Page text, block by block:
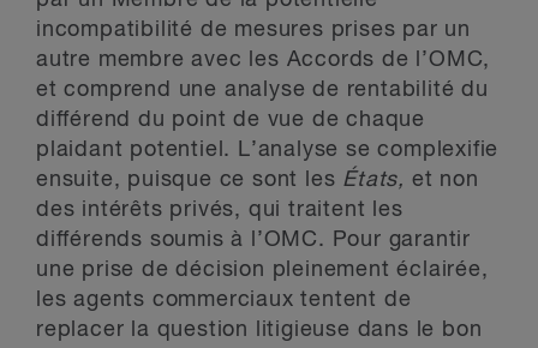
incompatibilité de mesures prises par un
autre membre avec les Accords de l’OMC,
et comprend une analyse de rentabilité du
différend du point de vue de chaque
plaidant potentiel. L’analyse se complexifie
ensuite, puisque ce sont les États, et non
des intérêts privés, qui traitent les
différends soumis à l’OMC. Pour garantir
une prise de décision pleinement éclairée,
les agents commerciaux tentent de
replacer la question litigieuse dans le bon